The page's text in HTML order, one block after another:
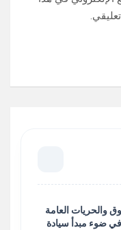
والحريات العامة
في ضوء مبدأ سيادة